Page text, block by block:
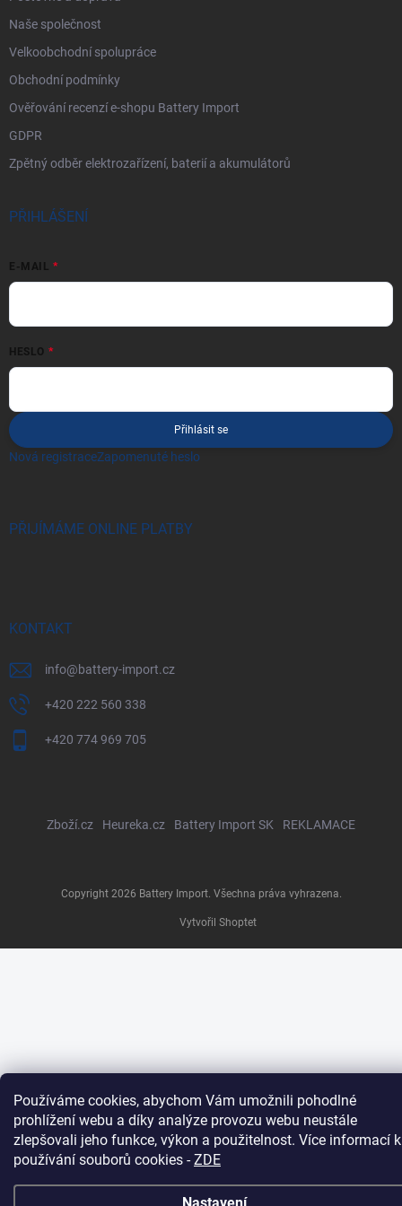
Používáme cookies, abychom Vám umožnili pohodlné
prohlížení webu a díky analýze provozu webu neustále
zlepšovali jeho funkce, výkon a použitelnost. Více informací k
používání souborů cookies -ZDE
Naše společnost
Velkoobchodní spolupráce
Obchodní podmínky
Ověřování recenzí e-shopu Battery Import
GDPR
Zpětný odběr elektrozařízení, baterií a akumulátorů
PŘIHLÁŠENÍ
E-MAIL
HESLO
Přihlásit se
Nová registraceZapomenuté heslo
PŘIJÍMÁME ONLINE PLATBY
KONTAKT
info@battery-import.cz
+420 222 560 338
+420 774 969 705
Zboží.cz Heureka.cz Battery Import SK REKLAMACE
Vytvořil Shoptet
Copyright 2026 Battery Import. Všechna práva vyhrazena.